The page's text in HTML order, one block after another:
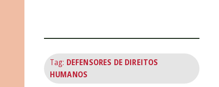
Tag: DEFENSORES DE DIREITOS
HUMANOS